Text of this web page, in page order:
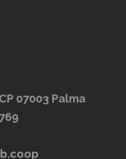
07003 Palma